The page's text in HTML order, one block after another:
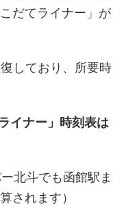
だてライナー」が
しており、所要時
イナー」時刻表は
北斗でも函館駅ま
されます）